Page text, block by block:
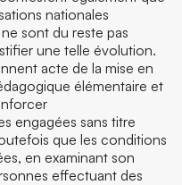
nationales
sont du reste pas
une telle évolution.
acte de la mise en
élémentaire et
engagées sans titre
que les conditions
en examinant son
effectuant des